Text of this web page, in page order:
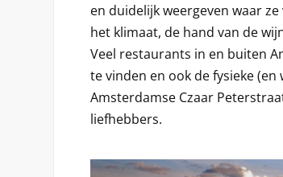
en duidelijk weergeven waar
het klimaat, de hand van de
Veel restaurants in en buiten
te vinden en ook de fysieke
Amsterdamse Czaar
liefhebbers.